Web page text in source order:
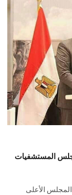
مجلس المستشفيات
المجلس الأعلى